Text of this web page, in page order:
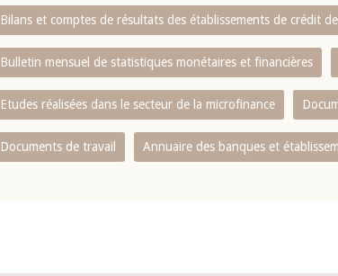
Bilans et comptes de résultats des établissements de crédit de
Bulletin mensuel de statistiques monétaires et financières
Etudes réalisées dans le secteur de la microfinance
Documents de travail Annuaire des banques et